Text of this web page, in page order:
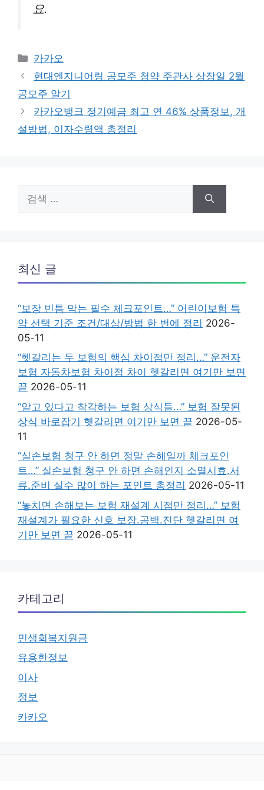
요.
카
테
리
카카오
현대엔지니어링 공모주 청약 주관사 상장일 2월
공모주 알기
카카오뱅크 정기예금 최고 연 46% 상품정보, 개
설방법, 이자수령액 총정리
색:
최신 글
“보장 빈틈 막는 필수 체크포인트…” 어린이보험 특
약 선택 기준 조건/대상/방법 한 번에 정리 2026-
05-11
“헷갈리는 두 보험의 핵심 차이점만 정리…” 운전자
보험 자동차보험 차이점 차이 헷갈리면 여기만 보면
끝 2026-05-11
“알고 있다고 착각하는 보험 상식들…” 보험 잘못된
상식 바로잡기 헷갈리면 여기만 보면 끝 2026-05-
11
“실손보험 청구 안 하면 정말 손해일까 체크포인
트…” 실손보험 청구 안 하면 손해인지 소멸시효.서
류.준비 실수 많이 하는 포인트 총정리 2026-05-11
“놓치면 손해보는 보험 재설계 시점만 정리…” 보험
재설계가 필요한 신호 보장.공백.진단 헷갈리면 여
기만 보면 끝 2026-05-11
카테고리
민생회복지원금
유용한정보
이사
정보
카카오